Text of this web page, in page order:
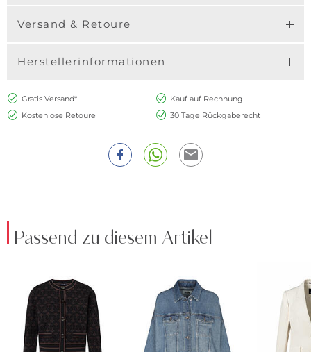
Versand & Retoure
Herstellerinformationen
Gratis Versand*
Kauf auf Rechnung
Kostenlose Retoure
30 Tage Rückgaberecht
Passend zu diesem Artikel